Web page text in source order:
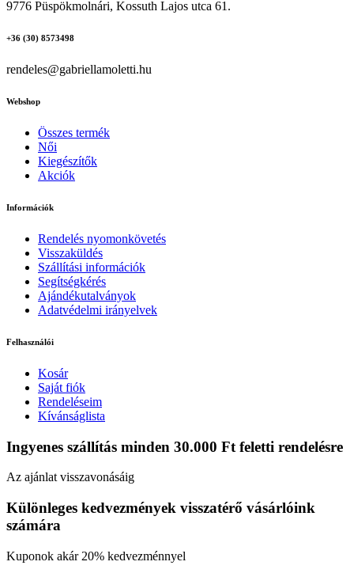
9776 Püspökmolnári, Kossuth Lajos utca 61.
+36 (30) 8573498
rendeles@gabriellamoletti.hu
Webshop
Összes termék
Női
Kiegészítők
Akciók
Információk
Rendelés nyomonkövetés
Visszaküldés
Szállítási információk
Segítségkérés
Ajándékutalványok
Adatvédelmi irányelvek
Felhasználói
Kosár
Saját fiók
Rendeléseim
Kívánságlista
Ingyenes szállítás minden 30.000 Ft feletti rendelésre
Az ajánlat visszavonásáig
Különleges kedvezmények visszatérő vásárlóink
számára
Kuponok akár 20% kedvezménnyel